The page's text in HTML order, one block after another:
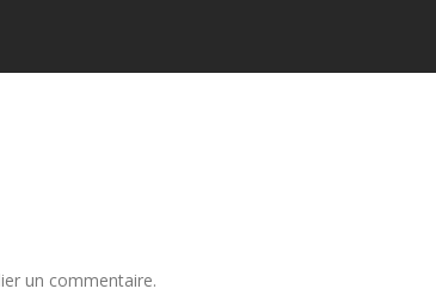
un commentaire.